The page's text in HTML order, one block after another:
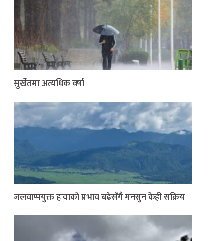
सुर्खेतमा अत्यधिक वर्षा
जलवाष्पयुक्त हावाको प्रभाव बढेसँगै मनसुन केही सक्रिय